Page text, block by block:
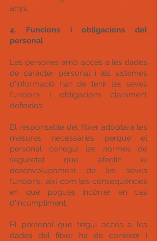
anys.
4. Funcions i obligacions del
personal
Les persones amb accés a les dades
de caràcter personal i als sistemes
d'informació han de tenir les seves
funcions i obligacions clarament
definides.
El responsable del fitxer adoptarà les
mesures necessàries perquè el
personal conegui les normes de
seguretat que afectin el
desenvolupament de les seves
funcions, així com les conseqüències
en què pogués incórrer en cas
d'incompliment.
El personal que tingui accés a les
dades del fitxer ha de conèixer i